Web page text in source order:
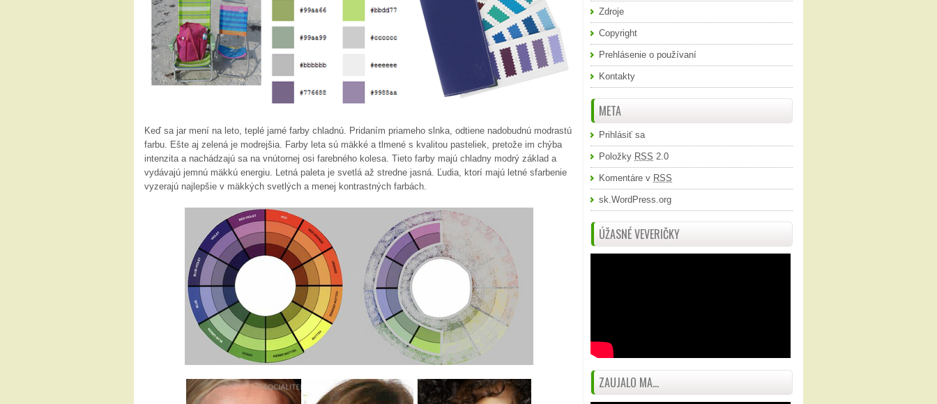
Keď sa jar mení na leto, teplé jarné farby chladnú. Pridaním priameho slnka, odtiene nadobudnú modrastú
farbu. Ešte aj zelená je modrejšia. Farby leta sú mäkké a tlmené s kvalitou pasteliek, pretože im chýba
intenzita a nachádzajú sa na vnútornej osi farebného kolesa. Tieto farby majú chladny modrý základ a
vydávajú jemnú mäkkú energiu. Letná paleta je svetlá až stredne jasná. Ľudia, ktorí majú letné sfarbenie
vyzerajú najlepšie v mäkkých svetlých a menej kontrastných farbách.
Zdroje
Copyright
Prehlásenie o používaní
Kontakty
META
Prihlásiť sa
Položky RSS 2.0
Komentáre v RSS
sk.WordPress.org
ÚŽASNÉ VEVERIČKY
ZAUJALO MA...